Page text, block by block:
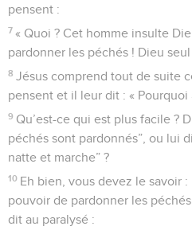
pensent :
7 « Quoi ? Cet homme insulte
pardonner les péchés ! Dieu
8 Jésus comprend tout de suite
pensent et il leur dit : « Pourquoi
9 Qu’est-ce qui est plus facile ?
péchés sont pardonnés”, ou lui
natte et marche” ?
10 Eh bien, vous devez le savoir :
pouvoir de pardonner les
dit au paralysé :